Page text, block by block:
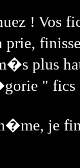
! Vos
plus
"
je